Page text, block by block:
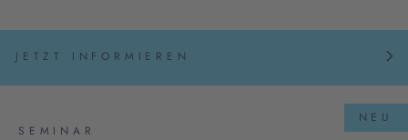
JETZT INFORMIEREN
SEMINAR
NEU